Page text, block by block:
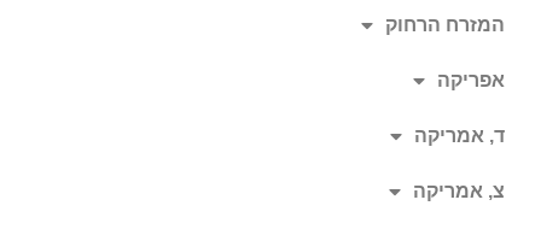
המזרח הרחוק
אפריקה
ד, אמריקה
צ, אמריקה